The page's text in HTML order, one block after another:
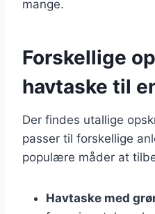
mange.
Forskellige
havtaske til
Der findes utallige
passer til forskellige
populære måder at
Havtaske med